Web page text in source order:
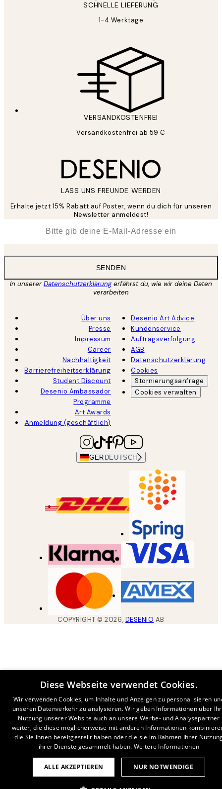
SCHNELLE LIEFERUNG
1-4 Werktage
VERSANDKOSTENFREI
Versandkostenfrei ab 59 €
LASS UNS FREUNDE WERDEN
Erhalte jetzt 15% Rabatt auf Poster, wenn du dich für unseren
Newsletter anmeldest!
SENDEN
In unsererDatenschutzerklärungerfährst du, wie wir deine Daten
verarbeiten
Über uns
Presse
Impressum
Career
Nachhaltigkeit
Barrierefreiheitserklärung
Student Discount
Desenio Ambassador
Programme
Art Awards
Anmeldung (geschäftlich)
Desenio Art Advice
Kundenservice
Auftragsverfolgung
AGB
Datenschutzerklärung
Cookies
Stornierungsanfrage
Cookies verwalten
GER DEUTSCH
COPYRIGHT ©2026, DESENIO AB
Diese Webseite verwendet Cookies.
Wir verwenden Cookies, um Inhalte und Anzeigen zu personalisieren
unseren Datenverkehr zu analysieren. Wir geben Informationen über
Nutzung unserer Website auch an unsere Werbe- und Analysepartner
weiter, die diese möglicherweise mit anderen Informationen
die Sie ihnen bereitgestellt haben oder die sie im Rahmen Ihrer
ihrer Dienste gesammelt haben. Weitere Informationen
ALLE AKZEPTIEREN NUR NOTWENDIGE